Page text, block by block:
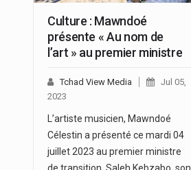
Culture : Mawndoé
présente « Au nom de
l’art » au premier ministre
Tchad View Media
Jul 05,
2023
L’artiste musicien, Mawndoé
Célestin a présenté ce mardi 04
juillet 2023 au premier ministre